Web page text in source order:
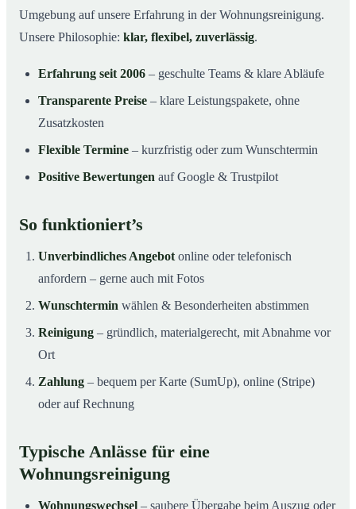
Umgebung auf unsere Erfahrung in der Wohnungsreinigung.
Unsere Philosophie: klar, flexibel, zuverlässig.
Erfahrung seit 2006 – geschulte Teams & klare Abläufe
Transparente Preise – klare Leistungspakete, ohne
Zusatzkosten
Flexible Termine – kurzfristig oder zum Wunschtermin
Positive Bewertungen auf Google & Trustpilot
So funktioniert’s
Unverbindliches Angebot online oder telefonisch
anfordern – gerne auch mit Fotos
Wunschtermin wählen & Besonderheiten abstimmen
Reinigung – gründlich, materialgerecht, mit Abnahme vor
Ort
Zahlung – bequem per Karte (SumUp), online (Stripe)
oder auf Rechnung
Typische Anlässe für eine
Wohnungsreinigung
Wohnungswechsel – saubere Übergabe beim Auszug oder